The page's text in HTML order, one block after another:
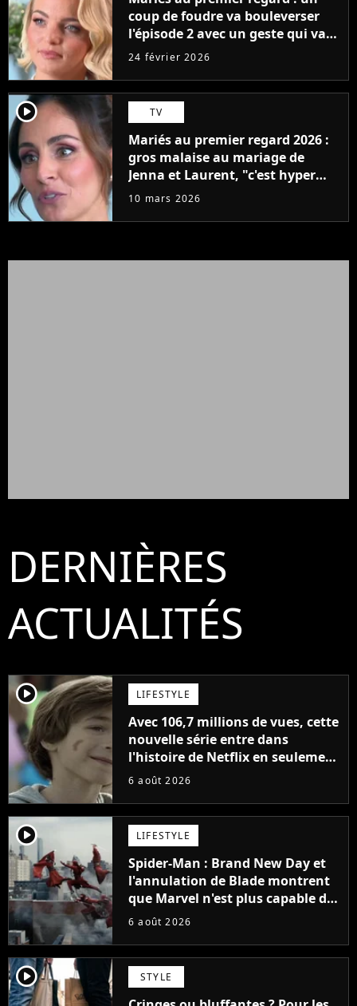
coup de foudre va bouleverser
l'épisode 2 avec un geste qui va
faire fondre les proches
24 février 2026
player2 TV
Mariés au premier regard 2026 :
gros malaise au mariage de
Jenna et Laurent, "c'est hyper
gênant"
10 mars 2026
DERNIÈRES
ACTUALITÉS
player2 LIFESTYLE
Avec 106,7 millions de vues, cette
nouvelle série entre dans
l'histoire de Netflix en seulement
48 jours
6 août 2026
player2 LIFESTYLE
Spider-Man : Brand New Day et
l'annulation de Blade montrent
que Marvel n'est plus capable de
faire quoi que ce soit de simple
6 août 2026
player2 STYLE